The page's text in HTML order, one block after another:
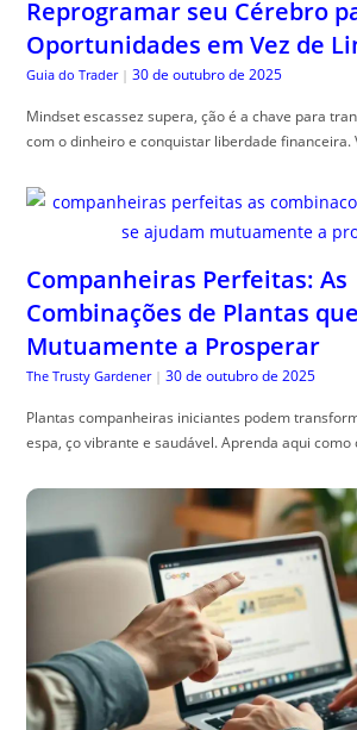
Reprogramar seu Cérebro
Oportunidades em Vez de
Guia do Trader | 30 de outubro de 2025
Mindset escassez supera, ção é a chave para
com o dinheiro e conquistar liberdade financeira.
Companheiras Perfeitas: As
Combinações de Plantas
Mutuamente a Prosperar
The Trusty Gardener | 30 de outubro de 2025
Plantas companheiras iniciantes podem
espa, ço vibrante e saudável. Aprenda aqui como